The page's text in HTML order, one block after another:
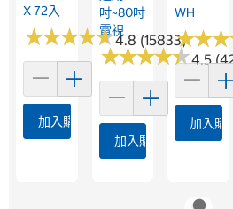
X 72入
★★★★★
★★★★★4.8 (15833)
加入購物車
吋~80吋
電視
★★★★★
★★★★★4.5
加入購物車
WH
★★★
★★★
加入購